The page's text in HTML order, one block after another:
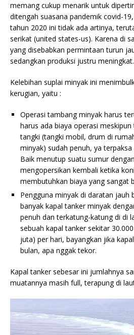
memang cukup menarik untuk
ditengah suasana pandemik covid-
tahun 2020 ini tidak ada artinya,
serikat (united states-us). Karena di
yang disebabkan permintaan turun
sedangkan produksi justru meningkat.
Kelebihan suplai minyak ini
kerugian, yaitu :
Operasi tambang minyak harus
harus ada biaya operasi meskipun
tangki (tangki mobil, drum di
minyak) sudah penuh, ya
Baik menutup suatu sumur
mengopersikan kembali ketika
membutuhkan biaya yang sangat
Pengguna minyak di daratan jauh
banyak kapal tanker minyak
penuh dan terkatung-katung di di
sebuah kapal tanker sekitar
juta) per hari, bayangkan jika
bulan, apa nggak tekor.
Kapal tanker sebesar ini jumlahnya
muatannya masih full, terapung di